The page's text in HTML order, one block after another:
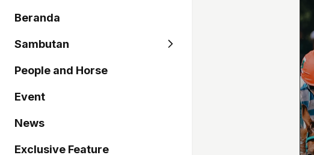
Beranda
Sambutan
SARGA
Pordasi
People and Horse
Event
News
Exclusive Feature